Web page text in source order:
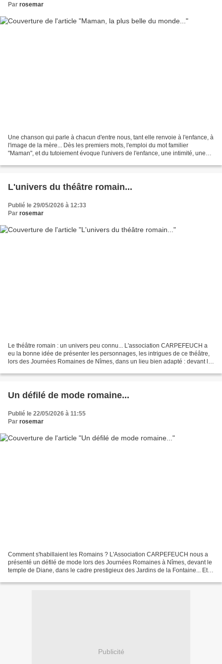
Par rosemar
Une chanson qui parle à chacun d'entre nous, tant elle renvoie à l'enfance, à
l'image de la mère... Dès les premiers mots, l'emploi du mot familier
"Maman", et du tutoiement évoque l'univers de l'enfance, une intimité, une
L'univers du théâtre romain...
Publié le 29/05/2026 à 12:33
Par rosemar
Le théâtre romain : un univers peu connu... L'association CARPEFEUCH a
eu la bonne idée de présenter les personnages, les intrigues de ce théâtre,
lors des Journées Romaines de Nîmes, dans un lieu bien adapté : devant le
Un défilé de mode romaine...
Publié le 22/05/2026 à 11:55
Par rosemar
Comment s'habillaient les Romains ? L'Association CARPEFEUCH nous a
présenté un défilé de mode lors des Journées Romaines à Nîmes, devant le
temple de Diane, dans le cadre prestigieux des Jardins de la Fontaine... Et
Publicité